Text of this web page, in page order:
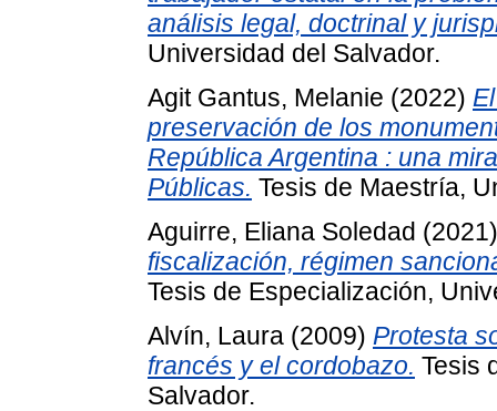
análisis legal, doctrinal y
Universidad del Salvador.
Agit Gantus, Melanie (2022)
preservación de los
República Argentina : una
Públicas. Tesis de Maestría,
Aguirre, Eliana Soledad
fiscalización, régimen
Tesis de Especialización,
Alvín, Laura (2009) Protesta
francés y el cordobazo. Tesis
Salvador.